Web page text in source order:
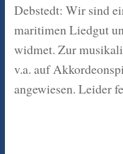
Debstedt: Wir sind
maritimen Liedgut
widmet. Zur
v.a. auf
angewiesen. Leider